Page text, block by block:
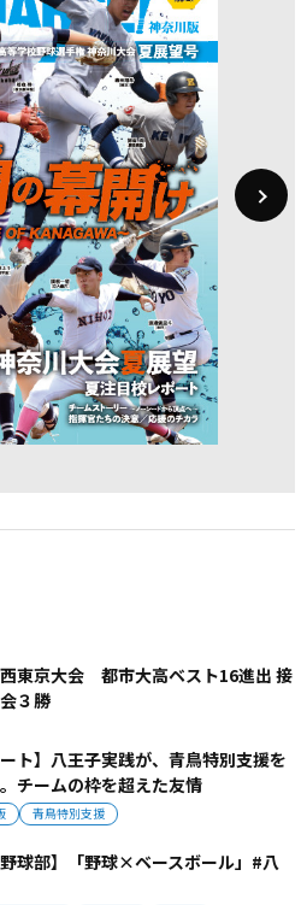
西東京大会 都市大高ベスト16進出 接
３勝
ート】八王子実践が、青鳥特別支援を
チームの枠を超えた友情
青鳥特別支援
球部】「野球×ベースボール」#八